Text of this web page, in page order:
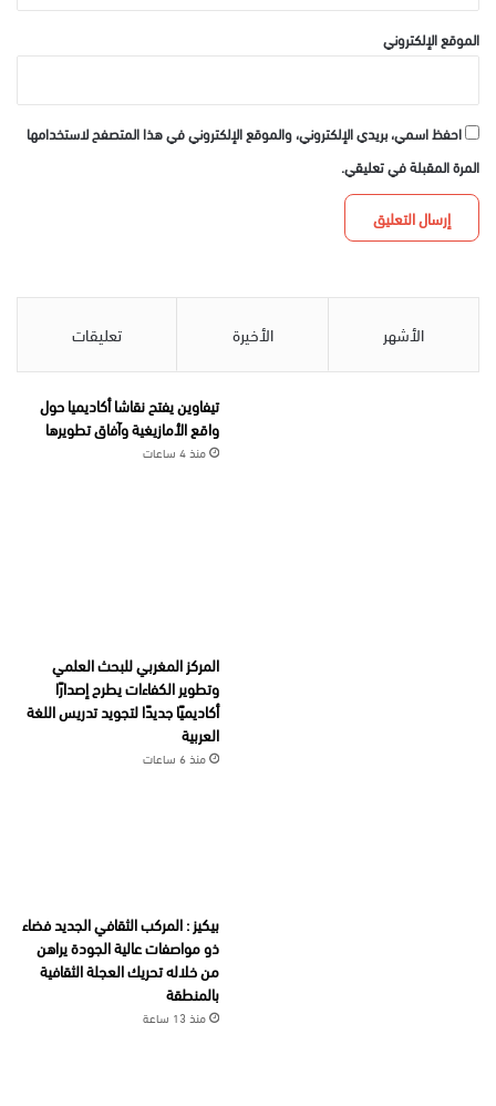
الموقع الإلكتروني
احفظ اسمي، بريدي الإلكتروني، والموقع الإلكتروني في هذا المتصفح لاستخدامها
المرة المقبلة في تعليقي.
الأشهر الأخيرة تعليقات
تيفاوين يفتح نقاشا أكاديميا حول
واقع الأمازيغية وآفاق تطويرها
منذ 4 ساعات
المركز المغربي للبحث العلمي
وتطوير الكفاءات يطرح إصدارًا
أكاديميًا جديدًا لتجويد تدريس اللغة
العربية
منذ 6 ساعات
بيكيز : المركب الثقافي الجديد فضاء
ذو مواصفات عالية الجودة يراهن
من خلاله تحريك العجلة الثقافية
بالمنطقة
منذ 13 ساعة